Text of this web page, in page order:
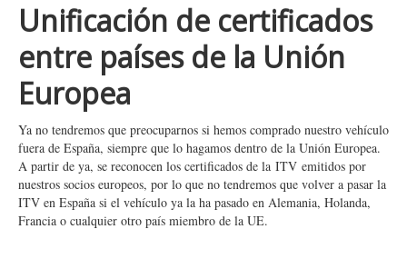
Unificación de certificados
entre países de la Unión
Europea
Ya no tendremos que preocuparnos si hemos comprado nuestro vehículo
fuera de España, siempre que lo hagamos dentro de la Unión Europea.
A partir de ya, se reconocen los certificados de la ITV emitidos por
nuestros socios europeos, por lo que no tendremos que volver a pasar la
ITV en España si el vehículo ya la ha pasado en Alemania, Holanda,
Francia o cualquier otro país miembro de la UE.